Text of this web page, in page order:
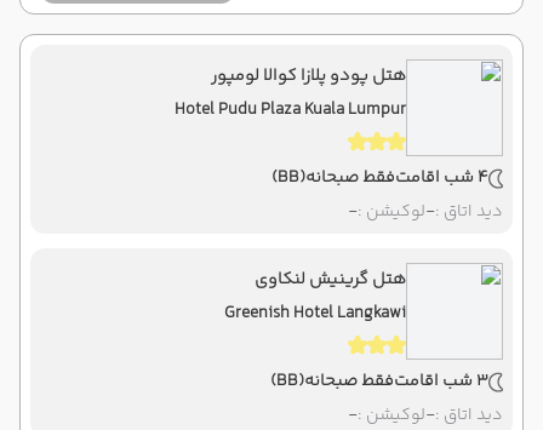
هتل پودو پلازا کوالا لومپور
Hotel Pudu Plaza Kuala Lumpur
4 شب اقامت فقط صبحانه(BB)
دید اتاق :-لوکیشن :-
هتل گرینیش لنکاوی
Greenish Hotel Langkawi
3 شب اقامت فقط صبحانه(BB)
دید اتاق :-لوکیشن :-